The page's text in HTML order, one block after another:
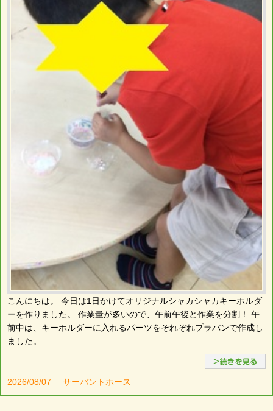
こんにちは。 今日は1日かけてオリジナルシャカシャカキーホルダ
ーを作りました。 作業量が多いので、午前午後と作業を分割！ 午
前中は、キーホルダーに入れるパーツをそれぞれプラバンで作成し
ました。
2026/08/07 サーバントホース